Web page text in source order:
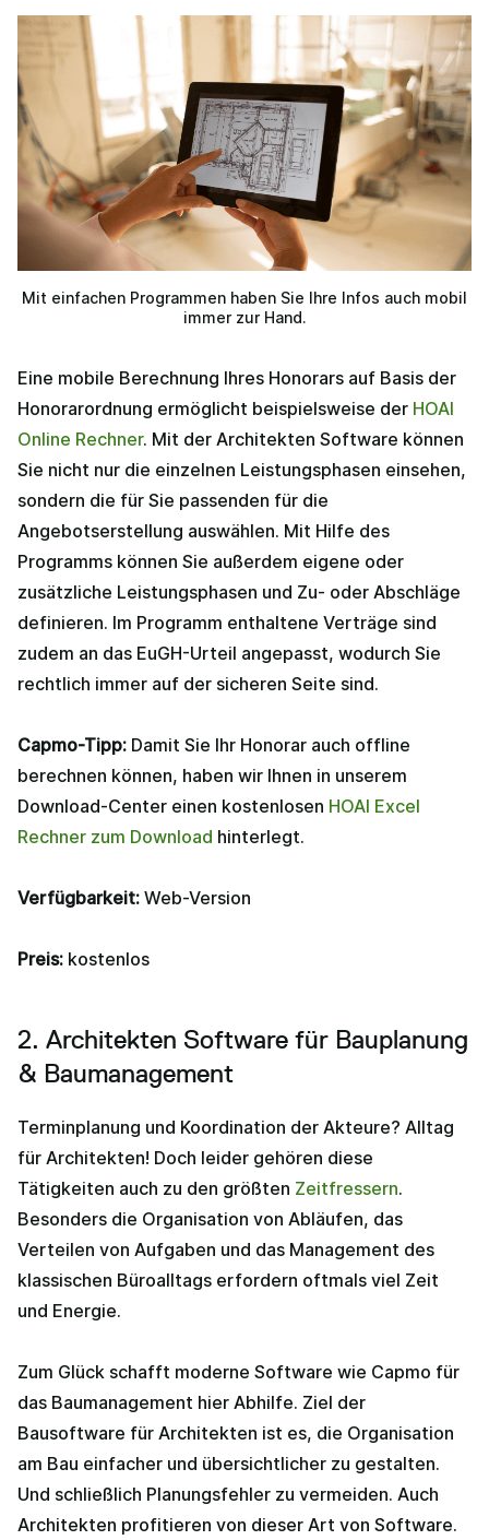
Mit einfachen Programmen haben Sie Ihre Infos auch mobil
immer zur Hand.
Eine mobile Berechnung Ihres Honorars auf Basis der
Honorarordnung ermöglicht beispielsweise der HOAI
Online Rechner. Mit der Architekten Software können
Sie nicht nur die einzelnen Leistungsphasen einsehen,
sondern die für Sie passenden für die
Angebotserstellung auswählen. Mit Hilfe des
Programms können Sie außerdem eigene oder
zusätzliche Leistungsphasen und Zu- oder Abschläge
definieren. Im Programm enthaltene Verträge sind
zudem an das EuGH-Urteil angepasst, wodurch Sie
rechtlich immer auf der sicheren Seite sind.
Capmo-Tipp: Damit Sie Ihr Honorar auch offline
berechnen können, haben wir Ihnen in unserem
Download-Center einen kostenlosen HOAI Excel
Rechner zum Download hinterlegt.
Verfügbarkeit: Web-Version
Preis: kostenlos
2. Architekten Software für Bauplanung
& Baumanagement
Terminplanung und Koordination der Akteure? Alltag
für Architekten! Doch leider gehören diese
Tätigkeiten auch zu den größten Zeitfressern.
Besonders die Organisation von Abläufen, das
Verteilen von Aufgaben und das Management des
klassischen Büroalltags erfordern oftmals viel Zeit
und Energie.
Zum Glück schafft moderne Software wie Capmo für
das Baumanagement hier Abhilfe. Ziel der
Bausoftware für Architekten ist es, die Organisation
am Bau einfacher und übersichtlicher zu gestalten.
Und schließlich Planungsfehler zu vermeiden. Auch
Architekten profitieren von dieser Art von Software.